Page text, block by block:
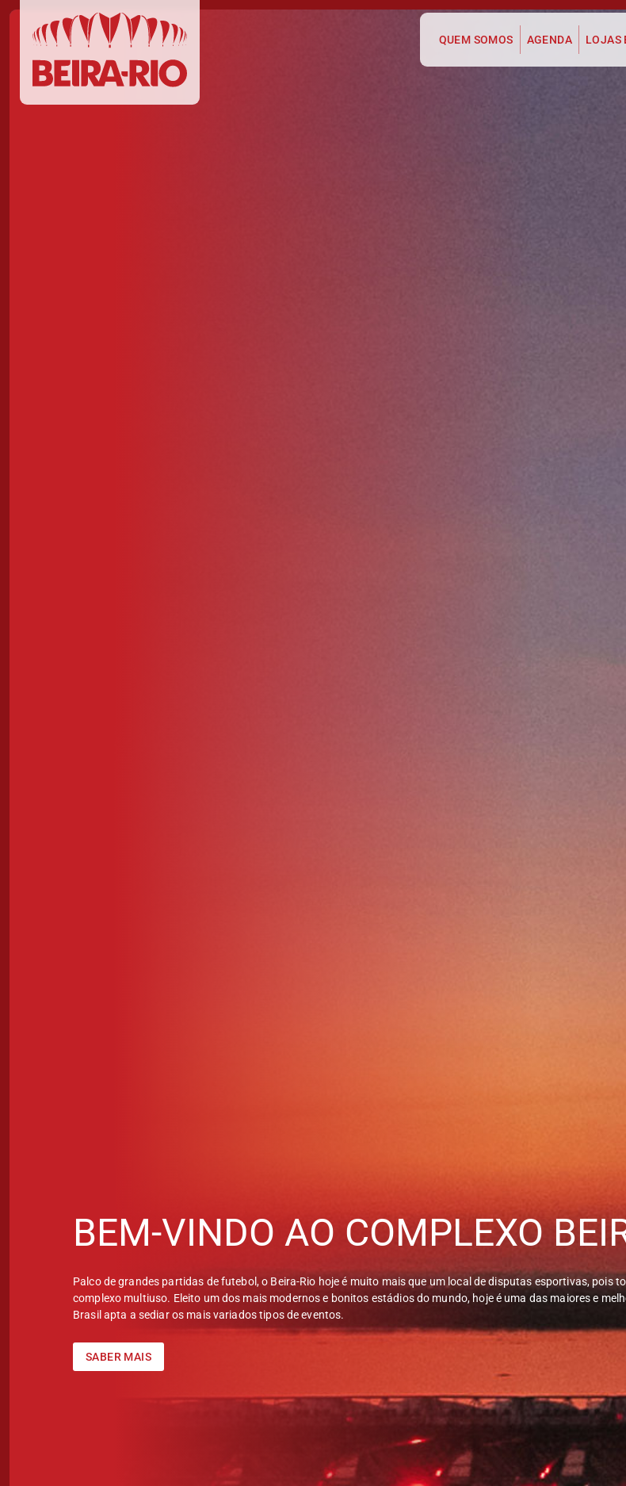
QUEM SOMOS AGENDA LOJAS
BEM-VINDO AO COMPLEXO
Palco de grandes partidas de futebol, o Beira-Rio hoje é muito mais que um local de disputas esportivas, pois
complexo multiuso. Eleito um dos mais modernos e bonitos estádios do mundo, hoje é uma das maiores e
Brasil apta a sediar os mais variados tipos de eventos.
SABER MAIS